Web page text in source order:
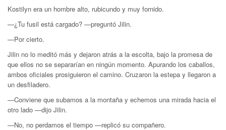
Kostilyn era un hombre alto, rubicundo y muy fornido.
—¿Tu fusil está cargado? —preguntó Jilin.
—Por cierto.
Jilin no lo meditó más y dejaron atrás a la escolta, bajo la promesa de
que ellos no se separarían en ningún momento. Apurando los caballos,
ambos oficiales prosiguieron el camino. Cruzaron la estepa y llegaron a
un desfiladero.
—Conviene que subamos a la montaña y echemos una mirada hacia el
otro lado —dijo Jilin.
—No, no perdamos el tiempo —replicó su compañero.